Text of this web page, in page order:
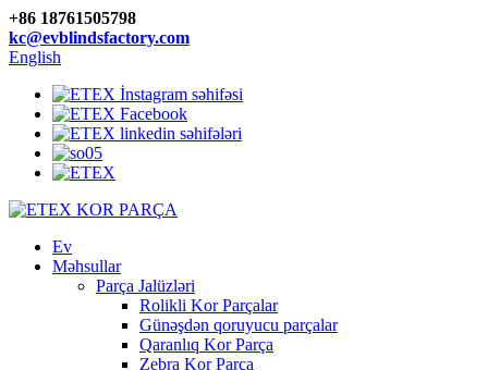
+86 18761505798
kc@evblindsfactory.com
English
Ev
Məhsullar
Parça Jalüzləri
Rolikli Kor Parçalar
Günəşdən qoruyucu parçalar
Qaranlıq Kor Parça
Zebra Kor Parça